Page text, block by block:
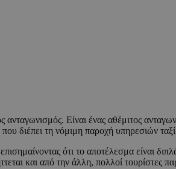
Είναι ένας αθέμιτος
διέπει τη νόμιμη παροχή υπηρεσιών
ότι το αποτέλεσμα είναι
και από την άλλη, πολλοί τουρίστες